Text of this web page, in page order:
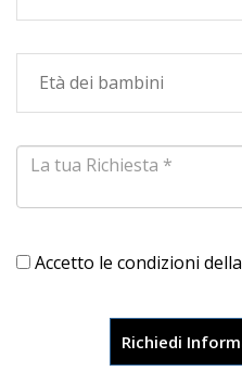
Accetto le condizioni della